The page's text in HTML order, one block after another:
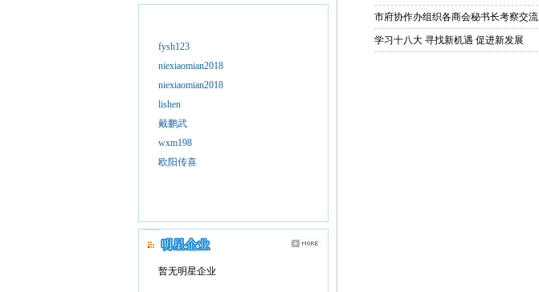
fysh123
niexiaomian2018
niexiaomian2018
lishen
戴鹏武
wxm198
欧阳传喜
暂无明星企业
市府协作办组织各商会秘书长考察交流
学习十八大 寻找新机遇 促进新发展